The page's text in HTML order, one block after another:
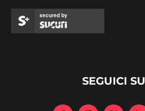
secured by
SEGUICI SU